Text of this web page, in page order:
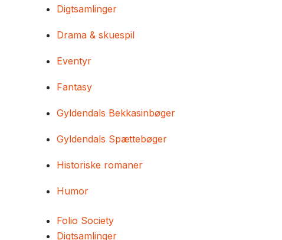
Digtsamlinger
Drama & skuespil
Eventyr
Fantasy
Gyldendals Bekkasinbøger
Gyldendals Spættebøger
Historiske romaner
Humor
Folio Society
Digtsamlinger